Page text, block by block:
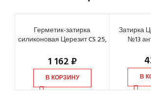
Герметик-затирка
силиконовая Церезит CS 25,
1 162₽
В КОРЗИНУ
Затирка
№13
В